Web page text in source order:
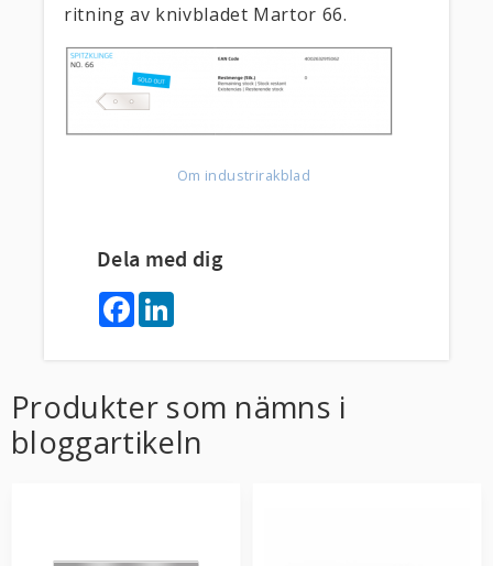
ritning av knivbladet Martor 66.
Om industrirakblad
Dela med dig
F
a
c
o
k
L
i
I
n
Produkter som nämns i
bloggartikeln